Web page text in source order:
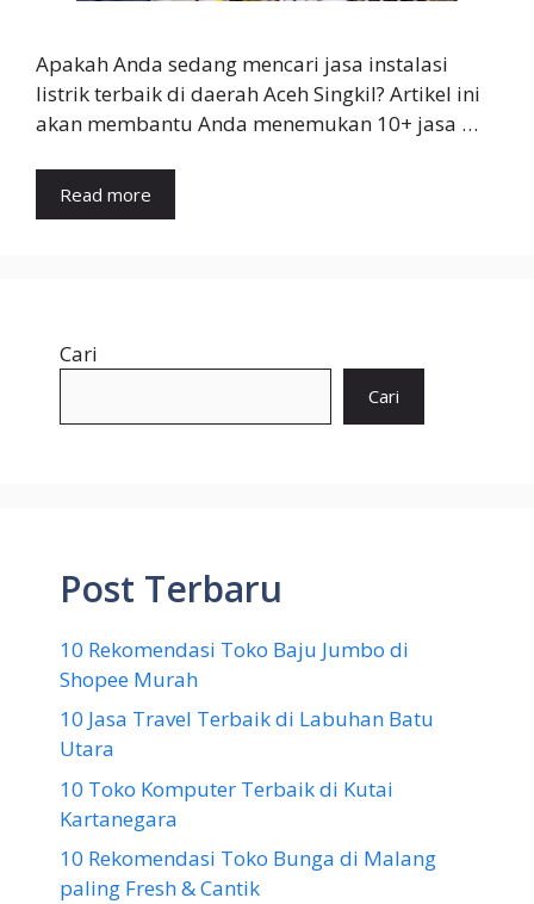
Apakah Anda sedang mencari jasa instalasi
listrik terbaik di daerah Aceh Singkil? Artikel ini
akan membantu Anda menemukan 10+ jasa …
Read more
Cari
Cari
Post Terbaru
10 Rekomendasi Toko Baju Jumbo di
Shopee Murah
10 Jasa Travel Terbaik di Labuhan Batu
Utara
10 Toko Komputer Terbaik di Kutai
Kartanegara
10 Rekomendasi Toko Bunga di Malang
paling Fresh & Cantik